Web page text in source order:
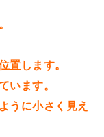
置します。
います。
うに小さく見え